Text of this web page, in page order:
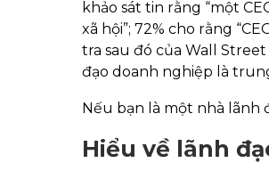
khảo sát tin rằng “một
xã hội”; 72% cho rằng
tra sau đó của Wall
đạo doanh nghiệp là
Nếu bạn là một nhà lãnh
Hiểu về lãnh